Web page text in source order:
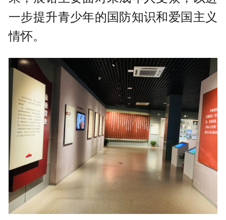
一步提升青少年的国防知识和爱国主义
情怀。